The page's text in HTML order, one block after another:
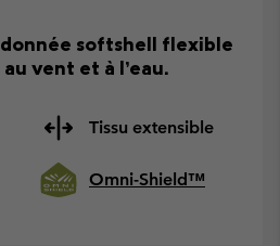
softshell flexible
vent et à l’eau.
Tissu extensible
Omni-Shield™